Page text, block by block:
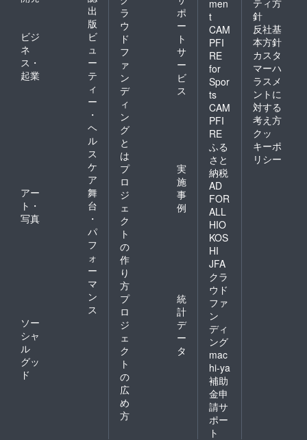
出
版
ビジ
ネ
ス・
起業
ビ
ュ
ー
テ
ィ
ー
・
ヘ
ル
ス
ケ
ア
アー
ト・
写真
舞
台
・
パ
フ
ォ
ー
マ
ン
ス
ソー
シャ
ル
グッ
ド
ラ
ウ
ド
フ
ァ
ン
デ
ィ
ン
グ
と
は
ポ
ー
ト
サ
ー
ビ
ス
プ
ロ
ジ
ェ
ク
ト
の
作
り
方
実
施
事
例
プ
ロ
ジ
ェ
ク
ト
の
広
め
方
統
計
デ
ー
タ
men
t
CAM
PFI
RE
for
Spor
ts
CAM
PFI
RE
ふる
さと
納税
AD
FOR
ALL
HIO
KOS
HI
JFA
クラ
ウド
ファ
ン
ディ
ング
mac
hi-ya
補助
金申
請サ
ポー
ト
針
反社基
本方針
カスタ
マーハ
ラスメ
ントに
対する
考え方
クッ
キーポ
リシー